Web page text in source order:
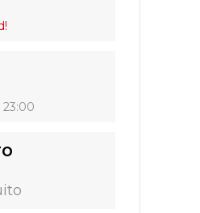
23:00